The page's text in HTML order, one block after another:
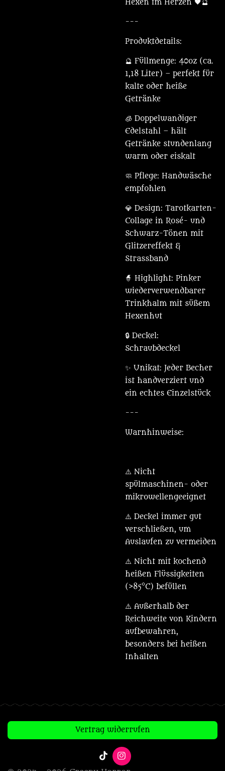
Hexen im Herzen 🖤🔮
---
Produktdetails:
🔮 Füllmenge: 40oz (ca.
1,18 Liter) – perfekt für
kalte oder heiße
Getränke
🧊 Doppelwandiger
Edelstahl – hält
Getränke stundenlang
warm oder eiskalt
🧼 Pflege: Handwäsche
empfohlen
💎 Design: Tarotkarten-
Collage in Rosé- und
Schwarz-Tönen mit
Glitzereffekt &
Strassband
🧙 Highlight: Pinker
wiederverwendbarer
Trinkhalm mit süßem
Hexenhut
🔒 Deckel:
Schraubdeckel
✨ Unikat: Jeder Becher
ist handverziert und
ein echtes Einzelstück
---
Warnhinweise:
⚠️ Nicht
spülmaschinen- oder
mikrowellengeeignet
⚠️ Deckel immer gut
verschließen, um
Auslaufen zu vermeiden
⚠️ Nicht mit kochend
heißen Flüssigkeiten
(>85°C) befüllen
⚠️ Außerhalb der
Reichweite von Kindern
aufbewahren,
besonders bei heißen
Inhalten
Vertrag widerrufen
T
i
I
n